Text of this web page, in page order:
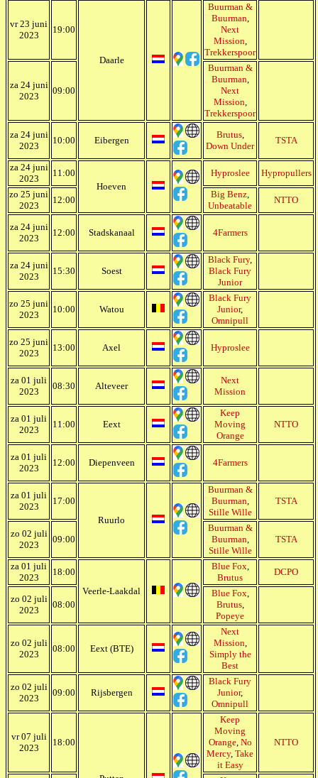
vr 23 juni
2023
19:00
Daarle
Buurman &
Buurman
Next
Mission
Trekkerspoor
za 24 juni
2023
09:00
Buurman &
Buurman
Next
Mission
Trekkerspoor
za 24 juni
2023
10:00 Eibergen
Brutus,
Down Under
TSTA
za 24 juni
2023
11:00
Hoeven
Hyproslee
Hypropullers
zo 25 juni
2023
12:00
Big Benz
Unbeatable
NTTO
za 24 juni
2023
12:00 Stadskanaal 4Farmers
za 24 juni
2023
15:30 Soest
Black Fury,
Black Fury
Junior
zo 25 juni
2023
10:00 Watou
Black Fury
Junior,
Omnipull
zo 25 juni
2023
13:00 Axel Hyproslee
za 01 juli
2023
08:30 Alteveer
Next
Mission
za 01 juli
2023
11:00 Eext
Keep
Moving
Orange
NTTO
za 01 juli
2023
12:00 Diepenveen 4Farmers
za 01 juli
2023
17:00
Ruurlo
Buurman &
Buurman
Stille Wille
TSTA
zo 02 juli
2023
09:00
Buurman &
Buurman
Stille Wille
TSTA
za 01 juli
2023
18:00
Veerle-Laakdal
Blue Fox
Brutus
DCPO
zo 02 juli
2023
08:00
Blue Fox
Brutus,
Popeye
zo 02 juli
2023
08:00 Eext (BTE)
Next
Mission
Simply the
Best
zo 02 juli
2023
09:00 Rijsbergen
Black Fury
Junior,
Omnipull
vr 07 juli
2023
18:00
Keep
Moving
Orange, No
Mercy, Take
it Easy
NTTO